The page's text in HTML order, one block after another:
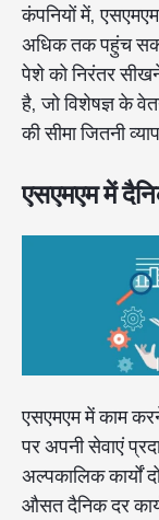
कंपनियों में,
अधिक तक पहुंच
पेशे को निरंतर
है, जो विशेषज्ञ के
की सीमा जितनी
एसएमएम में
एसएमएम में काम
पर अपनी सेवाएं
अल्पकालिक कार्यों
औसत दैनिक दर